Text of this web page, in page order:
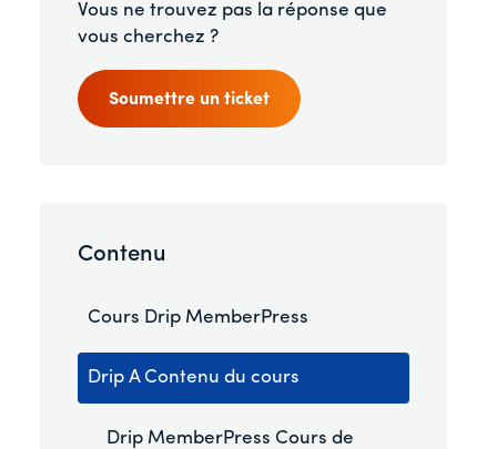
Vous ne trouvez pas la réponse que
vous cherchez ?
Soumettre un ticket
Contenu
Cours Drip MemberPress
Drip A Contenu du cours
Drip MemberPress Cours de